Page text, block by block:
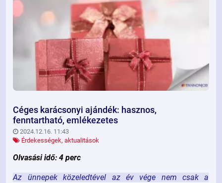
Céges karácsonyi ajándék: hasznos,
fenntartható, emlékezetes
2024.12.16. 11:43
Érdekességek, aktualitások
Olvasási idő: 4 perc
Az ünnepek közeledtével az év vége nem csak a